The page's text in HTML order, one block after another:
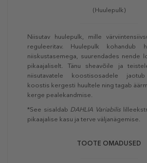
(Huulepulk)
Niisutav huulepulk, mille
reguleeritav. Huulepulk kohandub
niiskustasemega, suurendades nende
pikaajaliselt. Tänu sheavõile ja
niisutavatele koostisosadele
koostis kergesti huultele ning tagab
kerge pealekandmise.
*See sisaldab DAHLIA Variabilis
pikaajalise kasu ja terve väljanägemise.
TOOTE OMADUSED